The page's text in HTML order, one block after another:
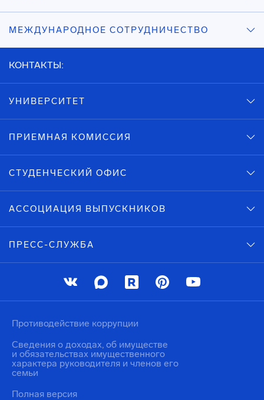
МЕЖДУНАРОДНОЕ СОТРУДНИЧЕСТВО
КОНТАКТЫ:
УНИВЕРСИТЕТ
ПРИЕМНАЯ КОМИССИЯ
СТУДЕНЧЕСКИЙ ОФИС
АССОЦИАЦИЯ ВЫПУСКНИКОВ
ПРЕСС-СЛУЖБА
Противодействие коррупции
Сведения о доходах, об имуществе
и обязательствах имущественного
характера руководителя и членов его
семьи
Полная версия